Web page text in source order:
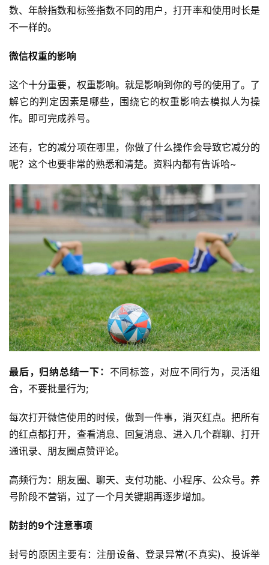
页
数、年龄指数和标签指数不同的用户，打开率和使用时长是
不一样的。
微信权重的影响
这个十分重要，权重影响。就是影响到你的号的使用了。了
解它的判定因素是哪些，围绕它的权重影响去模拟人为操
作。即可完成养号。
还有，它的减分项在哪里，你做了什么操作会导致它减分的
呢？这个也要非常的熟悉和清楚。资料内都有告诉哈~
最后，归纳总结一下： 不同标签，对应不同行为，灵活组
合，不要批量行为;
每次打开微信使用的时候，做到一件事，消灭红点。把所有
的红点都打开，查看消息、回复消息、进入几个群聊、打开
通讯录、朋友圈点赞评论。
高频行为：朋友圈、聊天、支付功能、小程序、公众号。养
号阶段不营销，过了一个月关键期再逐步增加。
防封的9个注意事项
封号的原因主要有：注册设备、登录异常(不真实)、投诉举